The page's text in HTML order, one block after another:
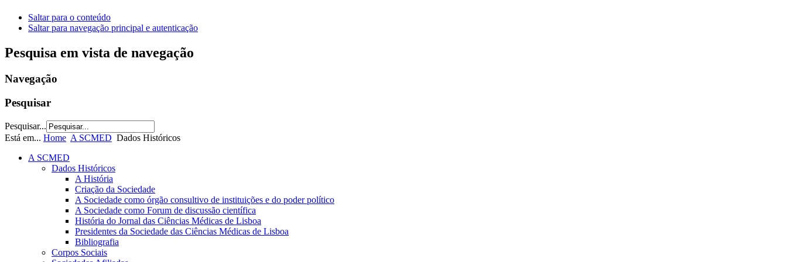
Saltar para o conteúdo
Saltar para navegação principal e autenticação
Pesquisa em vista de navegação
Navegação
Pesquisar
Pesquisar...
Está em... Home A SCMED Dados Históricos
A SCMED
Dados Históricos
A História
Criação da Sociedade
A Sociedade como órgão consultivo de instituições e do poder político
A Sociedade como Forum de discussão científica
História do Jornal das Ciências Médicas de Lisboa
Presidentes da Sociedade das Ciências Médicas de Lisboa
Bibliografia
Corpos Sociais